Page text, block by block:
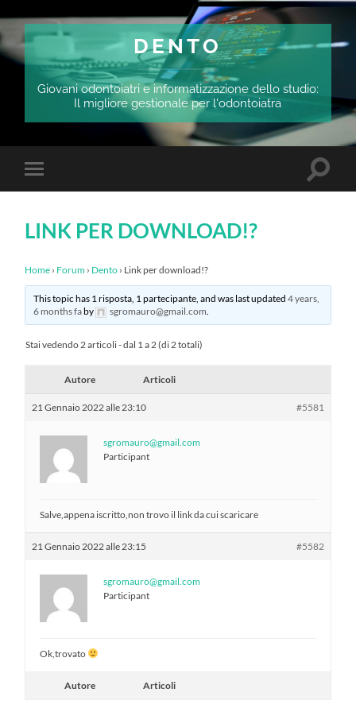
DENTO
Giovani odontoiatri e informatizzazione dello studio:
Il migliore gestionale per l'odontoiatra
Attiva/disattiva
il
dispositivi
LINK PER DOWNLOAD!?
Home › Forum › Dento › Link per download!?
This topic has 1 risposta, 1 partecipante, and was last updated 4 years,
6 months faby sgromauro@gmail.com
Stai vedendo 2 articoli - dal 1 a 2 (di 2 totali)
Autore Articoli
21 Gennaio 2022 alle 23:10 #5581
sgromauro@gmail.com
Participant
Salve,appena iscritto,non trovo il link da cui scaricare
21 Gennaio 2022 alle 23:15 #5582
sgromauro@gmail.com
Participant
Ok,trovato
Autore Articoli